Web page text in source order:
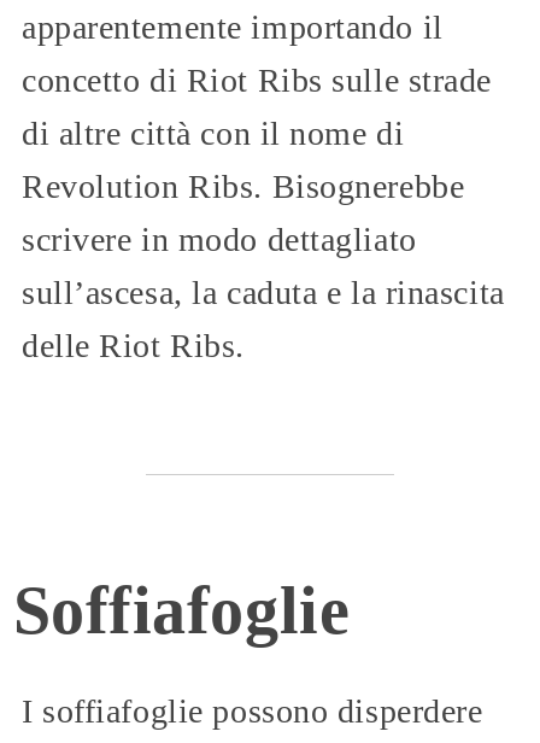
apparentemente importando il
concetto di Riot Ribs sulle strade
di altre città con il nome di
Revolution Ribs. Bisognerebbe
scrivere in modo dettagliato
sull’ascesa, la caduta e la rinascita
delle Riot Ribs.
Soffiafoglie
I soffiafoglie possono disperdere